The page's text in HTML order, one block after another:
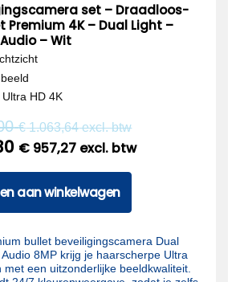
set – Draadloos-
Premium 4K – Dual Light –
– Wit
HD 4K
€1.063,64excl. btw
€ 957,27 excl. btw
aan winkelwagen